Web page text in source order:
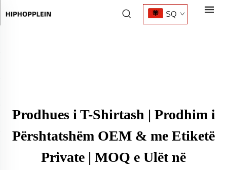
SQ
Prodhues i T-Shirtash | Prodhim i
Përshtatshëm OEM & me Etiketë
Private | MOQ e Ulët në